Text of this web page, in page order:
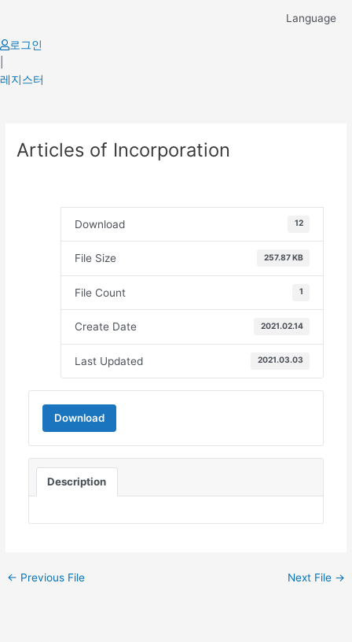
content
Language
로그인
레지스터
Articles of Incorporation
Download 12
File Size 257.87 KB
File Count 1
Create Date 2021.02.14
Last Updated 2021.03.03
Download
Description
navigation
← Previous File Next File →